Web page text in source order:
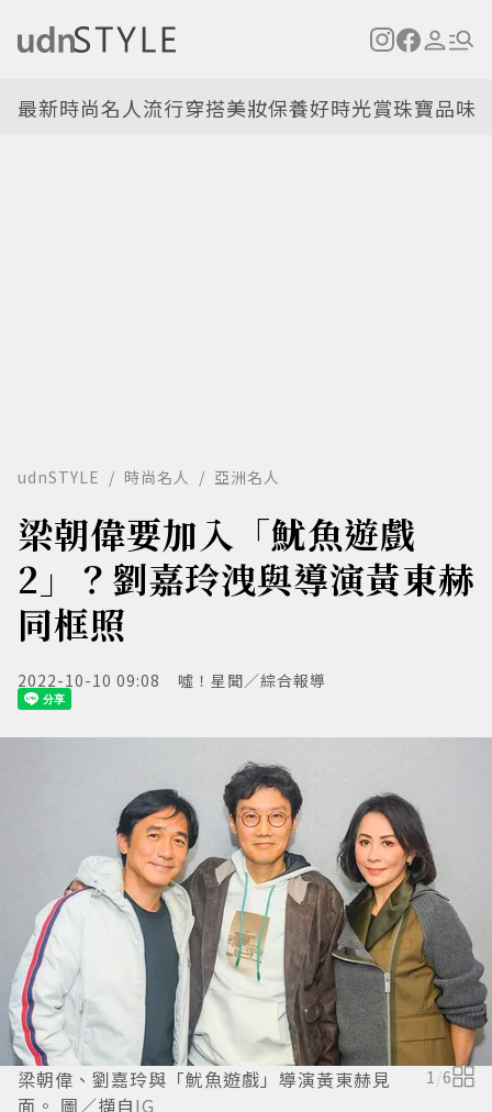
最新時尚名人流行穿搭美妝保養好時光賞珠寶品味
udnSTYLE 時尚名人 亞洲名人
梁朝偉要加入「魷魚遊戲
2」？劉嘉玲洩與導演黃東赫
同框照
2022-10-10 09:08 噓！星聞／綜合報導
梁朝偉、劉嘉玲與「魷魚遊戲」導演黃東赫見
面。 圖／擷自IG
1 /6